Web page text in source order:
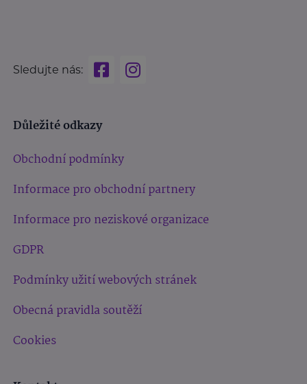
Sledujte nás:
Důležité odkazy
Obchodní podmínky
Informace pro obchodní partnery
Informace pro neziskové organizace
GDPR
Podmínky užití webových stránek
Obecná pravidla soutěží
Cookies